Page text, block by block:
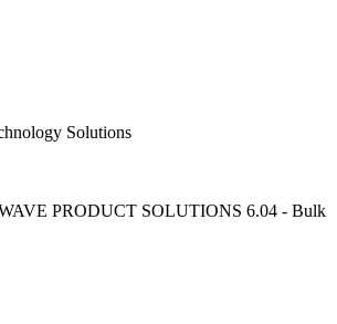
Solutions
PRODUCT SOLUTIONS 6.04 - Bulk